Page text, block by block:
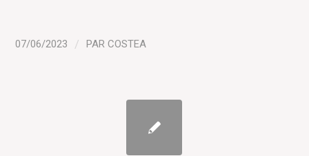
07/06/2023 / PARCOSTEA